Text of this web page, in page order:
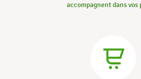
accompagnent dans vos